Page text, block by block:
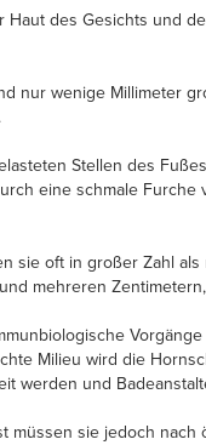
des Gesichts und
nur wenige Millimeter
Stellen des
eine schmale
sie oft in großer Zahl
mehreren
Milieu wird die
werden und
müssen sie jedoch